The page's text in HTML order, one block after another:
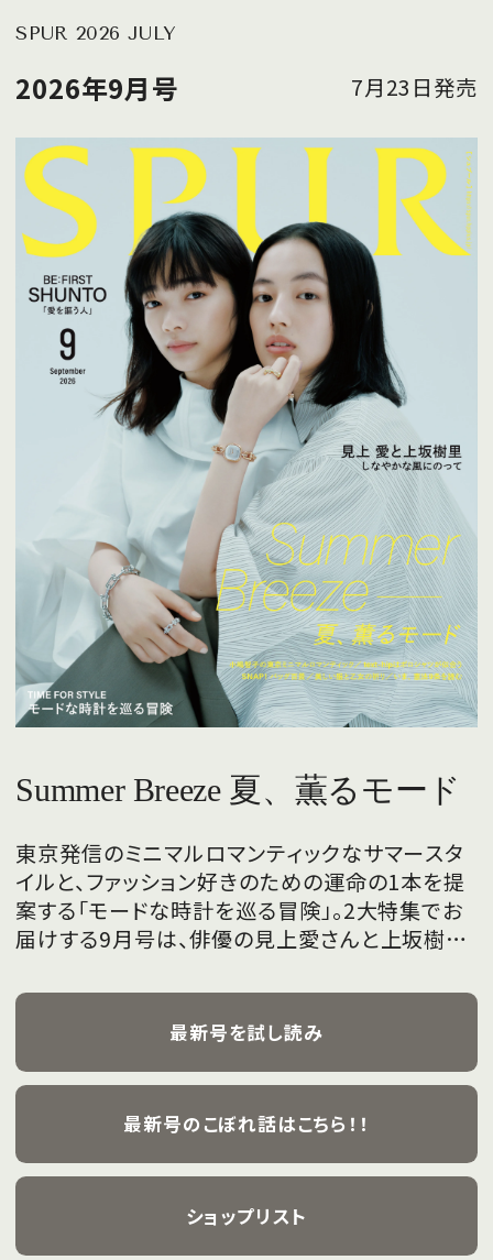
SPUR 2026 JULY
2026年9月号 7月23日発売
Summer Breeze 夏、薫るモード
東京発信のミニマルロマンティックなサマースタ
イルと、ファッション好きのための運命の1本を提
案する「モードな時計を巡る冒険」。2大特集でお
届けする9月号は、俳優の見上愛さんと上坂樹里
飾ります。
最新号を試し読み
最新号のこぼれ話はこちら！！
ショップリスト